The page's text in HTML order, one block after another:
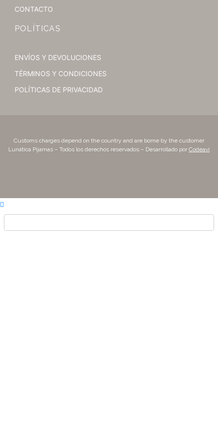
CONTACTO
POLÍTICAS
ENVÍOS Y DEVOLUCIONES
TÉRMINOS Y CONDICIONES
POLÍTICAS DE PRIVACIDAD
Customs charges depend on the country and are borne by the customer
Lunática Pijamas – Todos los derechos reservados – Desarrollado por Codeavi